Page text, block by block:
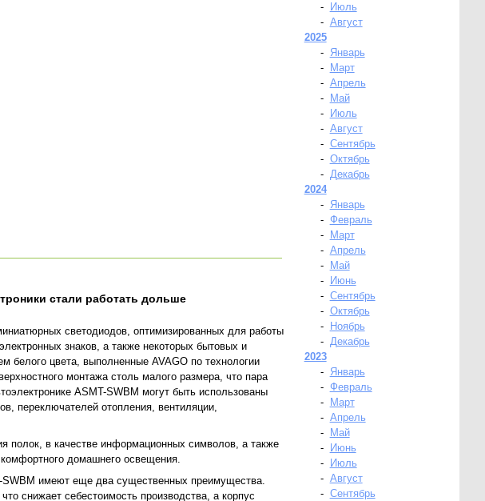
стали работать дольше
светодиодов, оптимизированных для работы
знаков, а также некоторых бытовых и
белого цвета, выполненные AVAGO по технологии
монтажа столь малого размера, что пара
ASMT-SWBM могут быть использованы
переключателей отопления, вентиляции,
полок, в качестве информационных символов, а также
домашнего освещения.
SWBM имеют еще два существенных преимущества.
снижает себестоимость производства, а корпус
-
Июль
- Август
2025
-
Январь
-
Март
- Апрель
-
Май
-
Июль
- Август
- Сентябрь
- Октябрь
- Декабрь
2024
-
Январь
- Февраль
-
Март
- Апрель
-
Май
-
Июнь
- Сентябрь
- Октябрь
-
Ноябрь
- Декабрь
2023
-
Январь
- Февраль
-
Март
- Апрель
-
Май
-
Июнь
-
Июль
- Август
- Сентябрь